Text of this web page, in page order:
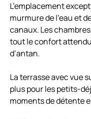
L’emplacement
murmure de l’eau et
canaux. Les
tout le confort
d’antan.
La terrasse avec vue
plus pour les petits-
moments de détente